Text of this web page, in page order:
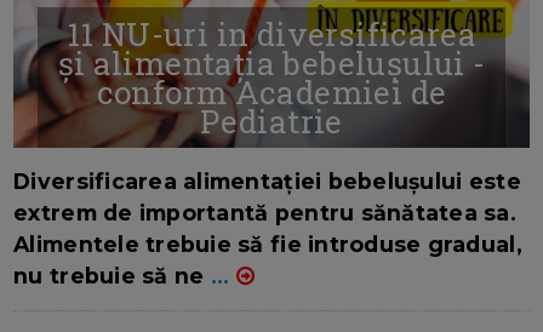
11 NU-uri in diversificarea
și alimentația bebelușului -
conform Academiei de
Pediatrie
Diversificarea alimentației bebelușului este
extrem de importantă pentru sănătatea sa.
Alimentele trebuie să fie introduse gradual,
nu trebuie să ne ...